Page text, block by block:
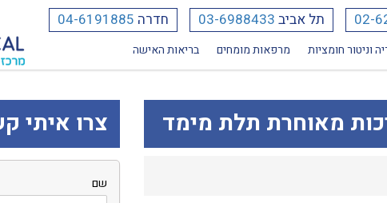
חדרה 04-6191885 תל אביב 03-6988433 02-
וניטור חומציות מרפאות מומחים בריאות האישה
מאוחרת תלת מימד צרו איתי
שם